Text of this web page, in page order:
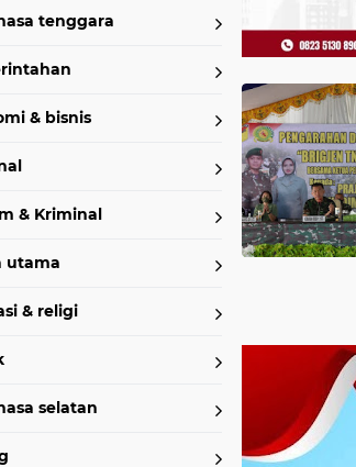
tenggara
& bisnis
& Kriminal
utama
& religi
selatan